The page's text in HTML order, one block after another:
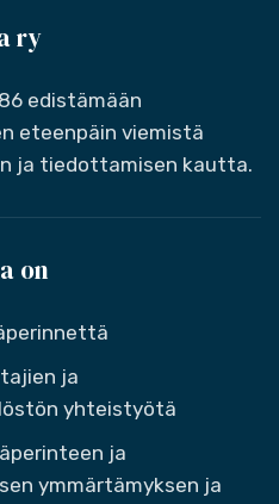
ry
edistämään
eteenpäin viemistä
ja tiedottamisen kautta.
on
ja
yhteistyötä
ja
ymmärtämyksen ja